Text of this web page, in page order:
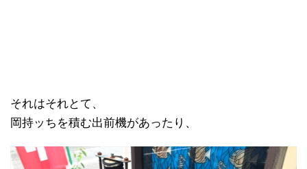
それはそれとて、
岡持ッちを積む出前機があったり、